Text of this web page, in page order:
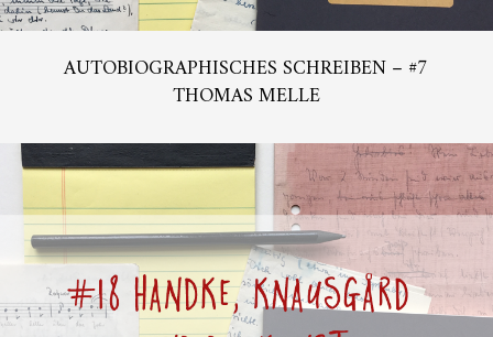
AUTOBIOGRAPHISCHES SCHREIBEN – #7
THOMAS MELLE